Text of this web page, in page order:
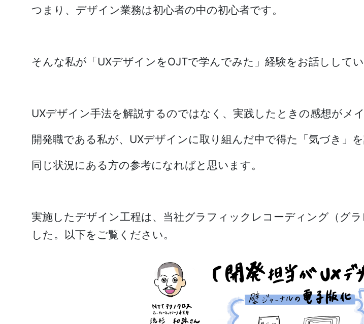
つまり、デザイン業務は初心者の中の初心者です。
そんな私が「UXデザインをOJTで学んでみた」経験をお話ししてい
UXデザイン手法を解説するのではなく、実践したときの感想がメ
開発職である私が、UXデザインに取り組んだ中で得た「気づき」を
同じ状況にある方の参考になればと思います。
実施したデザイン工程は、当社グラフィックレコーディング（グ
した。以下をご覧ください。